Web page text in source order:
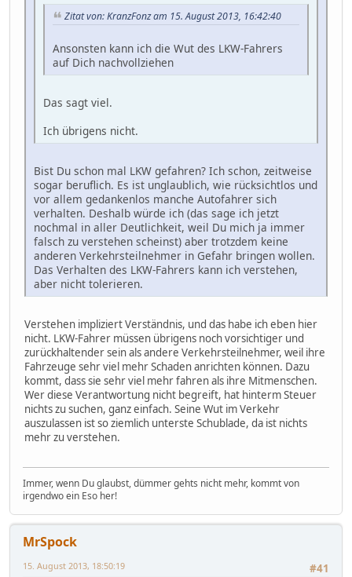
Zitat von: KranzFonz am 15. August 2013, 16:42:40
Ansonsten kann ich die Wut des LKW-Fahrers
auf Dich nachvollziehen
Das sagt viel.
Ich übrigens nicht.
Bist Du schon mal LKW gefahren? Ich schon, zeitweise
sogar beruflich. Es ist unglaublich, wie rücksichtlos und
vor allem gedankenlos manche Autofahrer sich
verhalten. Deshalb würde ich (das sage ich jetzt
nochmal in aller Deutlichkeit, weil Du mich ja immer
falsch zu verstehen scheinst) aber trotzdem keine
anderen Verkehrsteilnehmer in Gefahr bringen wollen.
Das Verhalten des LKW-Fahrers kann ich verstehen,
aber nicht tolerieren.
Verstehen impliziert Verständnis, und das habe ich eben hier
nicht. LKW-Fahrer müssen übrigens noch vorsichtiger und
zurückhaltender sein als andere Verkehrsteilnehmer, weil ihre
Fahrzeuge sehr viel mehr Schaden anrichten können. Dazu
kommt, dass sie sehr viel mehr fahren als ihre Mitmenschen.
Wer diese Verantwortung nicht begreift, hat hinterm Steuer
nichts zu suchen, ganz einfach. Seine Wut im Verkehr
auszulassen ist so ziemlich unterste Schublade, da ist nichts
mehr zu verstehen.
Immer, wenn Du glaubst, dümmer gehts nicht mehr, kommt von
irgendwo ein Eso her!
MrSpock
#41
15. August 2013, 18:50:19